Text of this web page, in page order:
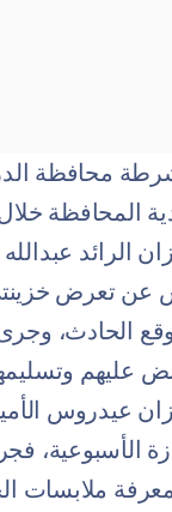
محافظة
المحافظة
الرائد
تعرض خزينتي
موقع الحادث،
عليهم
عيدروس
الأسبوعية،
ملابسات